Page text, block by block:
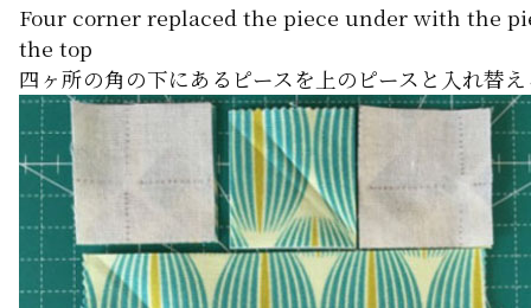
Four corner replaced the piece under with the
the top
四ヶ所の角の下にあるピースを上のピースと入れ替